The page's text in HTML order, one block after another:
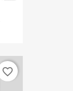
favorite_border